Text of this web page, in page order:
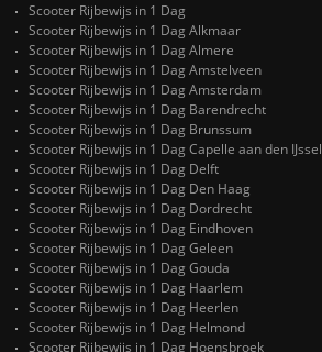
Scooter Rijbewijs in 1 Dag
Scooter Rijbewijs in 1 Dag Alkmaar
Scooter Rijbewijs in 1 Dag Almere
Scooter Rijbewijs in 1 Dag Amstelveen
Scooter Rijbewijs in 1 Dag Amsterdam
Scooter Rijbewijs in 1 Dag Barendrecht
Scooter Rijbewijs in 1 Dag Brunssum
Scooter Rijbewijs in 1 Dag Capelle aan den IJssel
Scooter Rijbewijs in 1 Dag Delft
Scooter Rijbewijs in 1 Dag Den Haag
Scooter Rijbewijs in 1 Dag Dordrecht
Scooter Rijbewijs in 1 Dag Eindhoven
Scooter Rijbewijs in 1 Dag Geleen
Scooter Rijbewijs in 1 Dag Gouda
Scooter Rijbewijs in 1 Dag Haarlem
Scooter Rijbewijs in 1 Dag Heerlen
Scooter Rijbewijs in 1 Dag Helmond
Scooter Rijbewijs in 1 Dag Hoensbroek